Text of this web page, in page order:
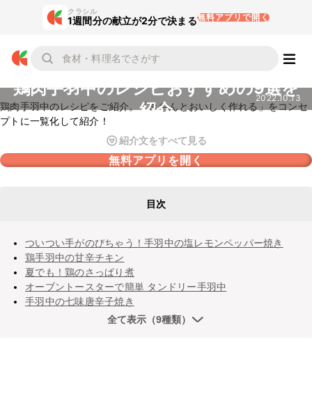
クラシル
1週間分の献立が2分で決まる無料アプリで開く
鶏肉手羽中のレシピおすすめの9選を
紹介
2022.10.13
鶏肉手羽中のレシピをご紹介。「きちんとおいしく作れる」をコンセ
プトに一覧化して紹介！
紹介文をすべて見る
無料アプリを開く
目次
ついつい手がのびちゃう！手羽中の塩レモンペッパー焼き
鶏手羽中の甘辛チキン
夏でも！鶏のさっぱり煮
オーブントースターで簡単 タンドリー手羽中
手羽中の七味唐辛子焼き
全て表示（9種類）